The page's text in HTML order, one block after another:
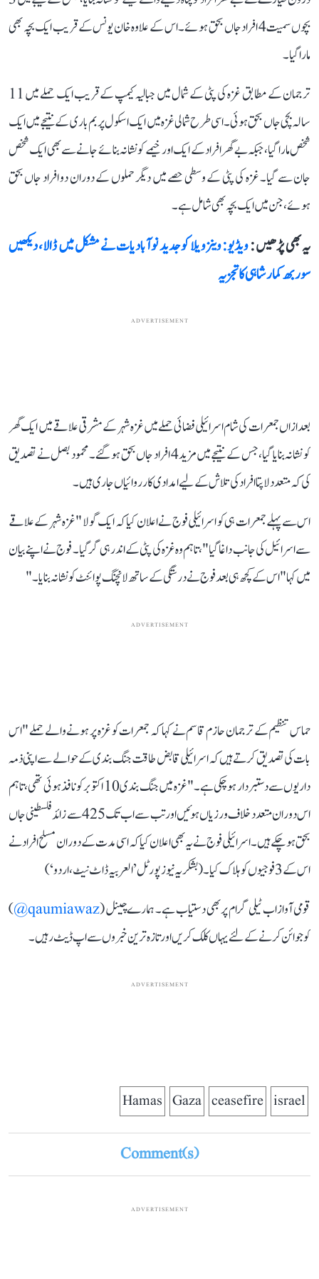
بچوں سمیت 4 افراد جاں بحق ہوئے۔ اس کے علاوہ خان یونس کے قریب ایک بچہ بھی
مارا گیا۔
ترجمان کے مطابق غزہ کی پٹی کے شمال میں جبالیہ کیمپ کے قریب ایک حملے میں 11
سالہ بچی جاں بحق ہوئی۔ اسی طرح شمالی غزہ میں ایک اسکول پر بم باری کے نتیجے میں ایک
شخص مارا گیا، جبکہ بے گھر افراد کے ایک اور خیمے کو نشانہ بنائے جانے سے بھی ایک شخص
جان سے گیا۔ غزہ کی پٹی کے وسطی حصے میں دیگر حملوں کے دوران دو افراد جاں بحق
ہوئے، جن میں ایک بچہ بھی شامل ہے۔
یہ بھی پڑھیں :ویڈیو: وینزویلا کو جدید نوآبادیات نے مشکل میں ڈالا، دیکھیں
سوربھ کمار شاہی کا تجزیہ
ADVERTISEMENT
بعد ازاں جمعرات کی شام اسرائیلی فضائی حملے میں غزہ شہر کے مشرقی علاقے میں ایک گھر
کو نشانہ بنایا گیا، جس کے نتیجے میں مزید 4 افراد جاں بحق ہو گئے۔ محمود بصل نے تصدیق
کی کہ متعدد لا پتا افراد کی تلاش کے لیے امدادی کارروائیاں جاری ہیں۔
اس سے پہلے جمعرات ہی کو اسرائیلی فوج نے اعلان کیا کہ ایک گولا "غزہ شہر کے علاقے
سے اسرائیل کی جانب داغا گیا"، تاہم وہ غزہ کی پٹی کے اندر ہی گر گیا۔ فوج نے اپنے بیان
میں کہا "اس کے کچھ ہی بعد فوج نے درستگی کے ساتھ لانچنگ پوائنٹ کو نشانہ بنایا۔"
ADVERTISEMENT
حماس تنظیم کے ترجمان حازم قاسم نے کہا کہ جمعرات کو غزہ پر ہونے والے حملے "اس
بات کی تصدیق کرتے ہیں کہ اسرائیلی قابض طاقت جنگ بندی کے حوالے سے اپنی ذمہ
داریوں سے دستبردار ہو چکی ہے۔" غزہ میں جنگ بندی 10 اکتوبر کو نافذ ہوئی تھی، تاہم
اس دوران متعدد خلاف ورزیاں ہوئیں اور تب سے اب تک 425 سے زائد فلسطینی جاں
بحق ہو چکے ہیں۔ اسرائیلی فوج نے یہ بھی اعلان کیا کہ اسی مدت کے دوران مسلح افراد نے
اس کے 3 فوجیوں کو ہلاک کیا۔ (بشکریہ نیوز پورٹل ’العربیہ ڈاٹ نیٹ، اردو‘)
قومی آواز اب ٹیلی گرام پر بھی دستیاب ہے۔ ہمارے چینل (qaumiawaz@
)
کو جوائن کرنے کے لئے یہاں کلک کریں اور تازہ ترین خبروں سے اپ ڈیٹ رہیں۔
ADVERTISEMENT
israel
ceasefire
Gaza
Hamas
Comment(s)
ADVERTISEMENT